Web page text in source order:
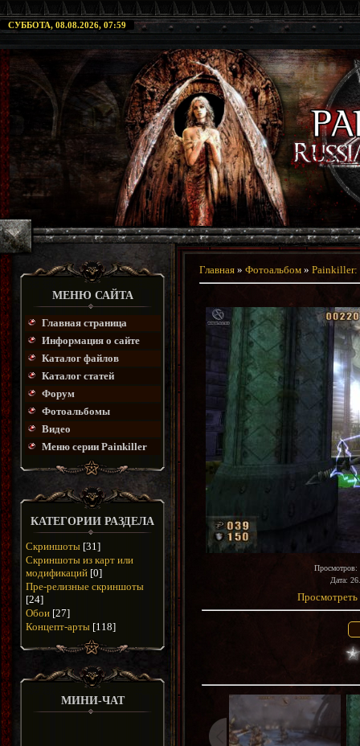
СУББОТА, 08.08.2026, 07:59
МЕНЮ САЙТА
Главная страница
Информация о сайте
Каталог файлов
Каталог статей
Форум
Фотоальбомы
Видео
Меню серии Painkiller
КАТЕГОРИИ РАЗДЕЛА
Скриншоты [31]
Скриншоты из карт или
модификаций [0]
Пре-релизные скриншоты
[24]
Обои [27]
Концепт-арты [118]
МИНИ-ЧАТ
Главная » Фотоальбом » Painkiller:
Просмотров:
Дата:
Просмотреть